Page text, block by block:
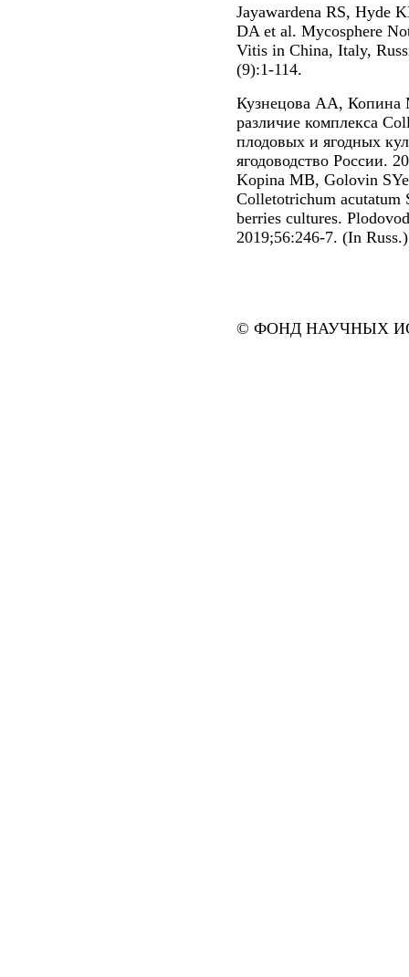
Jayawardena RS, Hyde
DA et al. Mycosphere
Vitis in China, Italy,
(9):1-114.
Кузнецова АА, Копина
различие комплекса
плодовых и ягодных
ягодоводство России.
Kopina MB, Golovin
Colletotrichum acutatum
berries cultures.
2019;56:246-7. (In Russ.)
© ФОНД НАУЧНЫХ